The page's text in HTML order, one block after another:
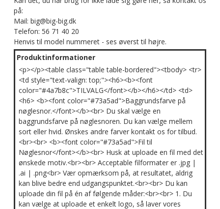
på:
Mail: big@big-big.dk
Telefon: 56 71 40 20
Henvis til model nummeret - ses øverst til højre.
Produktinformationer
<p></p><table class="table table-bordered"><tbody> <tr>
<td style="text-valign: top;"><h6><b><font
color="#4a7b8c">TILVALG</font></b></h6></td> <td>
<h6> <b><font color="#73a5ad">Baggrundsfarve på
nøglesnor.</font></b><br> Du skal vælge en
baggrundsfarve på nøglesnoren. Du kan vælge mellem
sort eller hvid. Ønskes andre farver kontakt os for tilbud.
<br><br> <b><font color="#73a5ad">Fil til
Nøglesnor</font></b><br> Husk at uploade en fil med det
ønskede motiv.<br><br> Acceptable filformater er .jpg |
.ai | .png<br> Vær opmærksom på, at resultatet, aldrig
kan blive bedre end udgangspunktet.<br><br> Du kan
uploade din fil på én af følgende måder:<br><br> 1. Du
kan vælge at uploade et enkelt logo, så laver vores